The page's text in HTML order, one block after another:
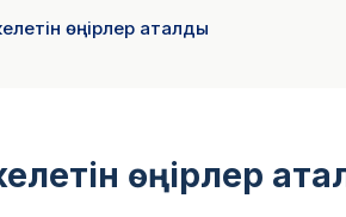
өңірлер аталды
өңірлер